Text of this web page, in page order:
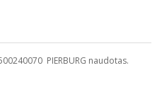
PIERBURG naudotas.